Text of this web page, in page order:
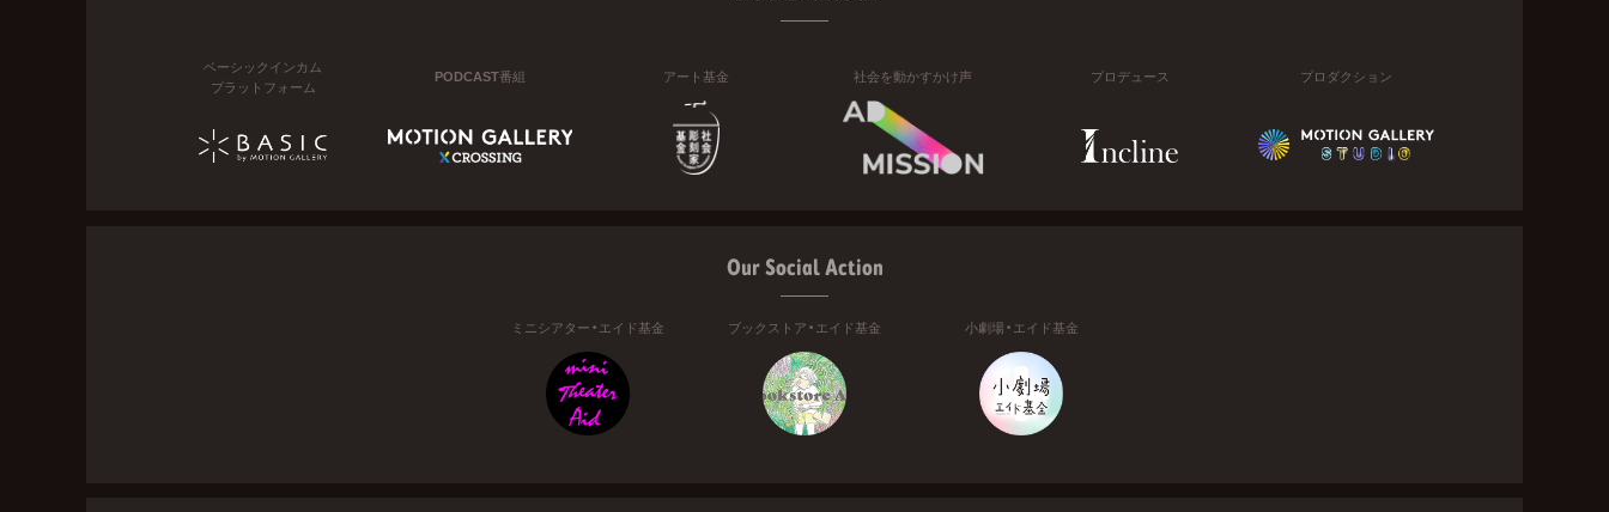
ベーシックインカム
プラットフォーム
PODCAST番組 アート基金 社会を動かすかけ声 プロデュース プロダクション
Our Social Action
ミニシアター・エイド基金 ブックストア・エイド基金 小劇場・エイド基金